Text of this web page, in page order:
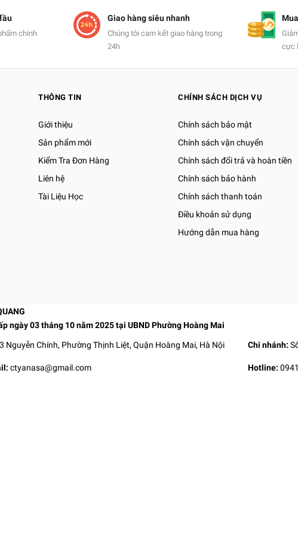
chính
Giao hàng siêu nhanh
Chúng tôi cam kết giao hàng trong
24h
cực
THÔNG TIN
Giới thiệu
Sản phẩm mới
Kiểm Tra Đơn Hàng
Liên hệ
Tài Liệu Học
CHÍNH SÁCH DỊCH VỤ
Chính sách bảo mật
Chính sách vận chuyển
Chính sách đổi trả và hoàn tiền
Chính sách bảo hành
Chính sách thanh toán
Điều khoản sử dụng
Hướng dẫn mua hàng
ngày 03 tháng 10 năm 2025 tại UBND Phường Hoàng Mai
Nguyễn Chính, Phường Thịnh Liệt, Quận Hoàng Mai, Hà Nội
ctyanasa@gmail.com
Chi nhánh:
Hotline: